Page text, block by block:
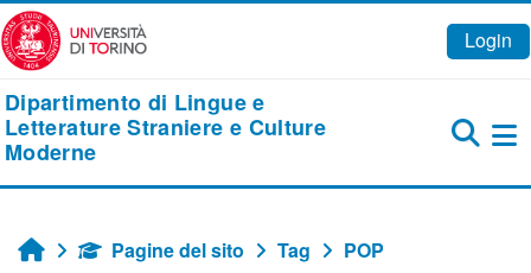
Vai al contenuto principale
Login
Dipartimento di Lingue e
Letterature Straniere e Culture
Moderne
HomePagine del sito Tag POP